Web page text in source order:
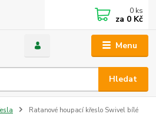
Menu
Hledat
0 ks
za 0 Kč
Ratanové houpací křeslo Swivel bílé